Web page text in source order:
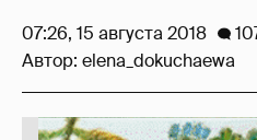
07:26, 15 августа 2018
Автор: elena_dokuchaewa